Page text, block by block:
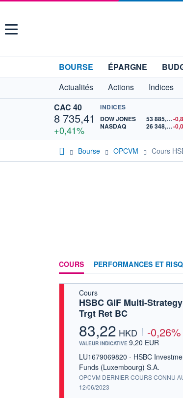
Menu
BOURSE ÉPARGNE
Actualités
Actions Indices
CAC 40
8 735,41
+0,41%
INDICES
DOW JONES
53 885,10-
NASDAQ
26 348,35-
Bourse OPCVM Cours
COURS PERFORMANCES ET
Cours
HSBC GIF Multi-Strategy
Trgt Ret BC
83,22 HKD -0,26%
VALEUR INDICATIVE 9,20 EUR
LU1679069820 - HSBC
Funds (Luxembourg) S.A.
OPCVM DERNIER COURS CONNU
12/06/2023